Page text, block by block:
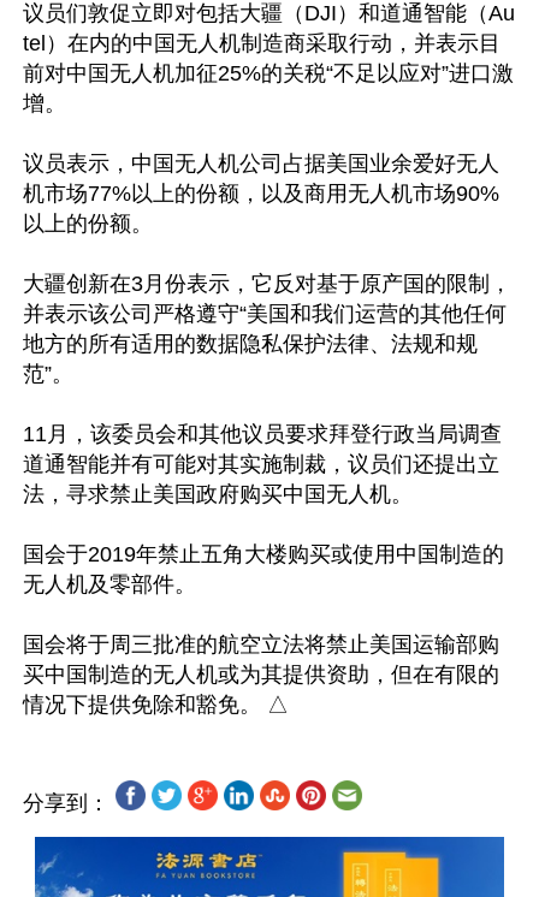
议员们敦促立即对包括大疆（DJI）和道通智能（Au
tel）在内的中国无人机制造商采取行动，并表示目
前对中国无人机加征25%的关税“不足以应对”进口激
增。
议员表示，中国无人机公司占据美国业余爱好无人
机市场77%以上的份额，以及商用无人机市场90%
以上的份额。
大疆创新在3月份表示，它反对基于原产国的限制，
并表示该公司严格遵守“美国和我们运营的其他任何
地方的所有适用的数据隐私保护法律、法规和规
范”。
11月，该委员会和其他议员要求拜登行政当局调查
道通智能并有可能对其实施制裁，议员们还提出立
法，寻求禁止美国政府购买中国无人机。
国会于2019年禁止五角大楼购买或使用中国制造的
无人机及零部件。
国会将于周三批准的航空立法将禁止美国运输部购
买中国制造的无人机或为其提供资助，但在有限的
分享到：